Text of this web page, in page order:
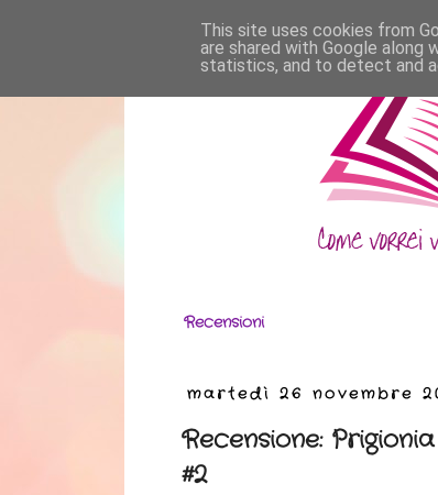
Recensioni
martedì 26 novembre
Recensione:
#2
This site uses cookies from
are shared with Google along
statistics, and to detect and